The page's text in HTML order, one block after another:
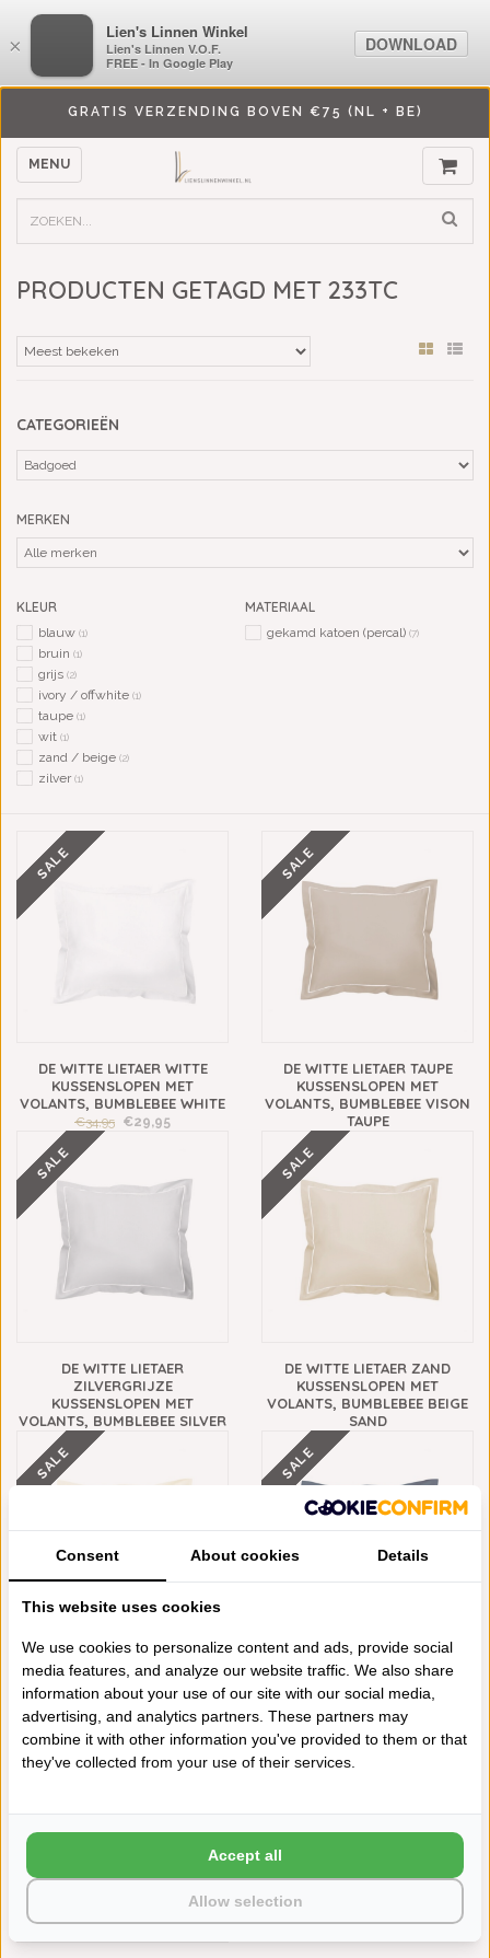
GRATIS VERZENDING BOVEN €75 (NL + BE)
MENU
PRODUCTEN GETAGD MET 233TC
CATEGORIEËN
MERKEN
KLEUR
blauw (1)
bruin (1)
grijs (2)
ivory / offwhite (1)
taupe (1)
wit (1)
zand / beige (2)
zilver(1)
MATERIAAL
gekamd katoen (percal) (7)
SALE
DE WITTE LIETAER WITTE
KUSSENSLOPEN MET
VOLANTS, BUMBLEBEE WHITE
€34,95 €29,95
SALE
DE WITTE LIETAER TAUPE
KUSSENSLOPEN MET
VOLANTS, BUMBLEBEE VISON
TAUPE
€34,95
SALE
DE WITTE LIETAER
ZILVERGRIJZE
KUSSENSLOPEN MET
VOLANTS, BUMBLEBEE SILVER
€34,95
SALE
DE WITTE LIETAER ZAND
KUSSENSLOPEN MET
VOLANTS, BUMBLEBEE BEIGE
SAND
€34,95
SALE
DE WITTE LIETAER CREME
KUSSENSLOPEN MET
VOLANTS, BUMBLEBEE IVORY
€34,95 €29,95
SALE
DE WITTE LIETAER
DONKERBLAUWE
KUSSENSLOPEN MET
VOLANTS, BUMBLEBEE
MARINE
€34,95
SALE
×
LiensLinnenwinkel.nl
Lien's Linnen V.O.F.
FREE - In Google Play
DOWNLOAD
Consent About cookies Details
This website uses cookies
We use cookies to personalize content and ads, provide social
media features, and analyze our website traffic. We also share
information about your use of our site with our social media,
advertising, and analytics partners. These partners may
combine it with other information you've provided to them or that
they've collected from your use of their services.
Allow selection
Accept all
×
Lien's Linnen Winkel
Lien's Linnen V.O.F.
FREE - In Google Play
DOWNLOAD